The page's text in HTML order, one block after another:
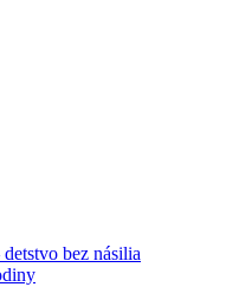
bez násilia